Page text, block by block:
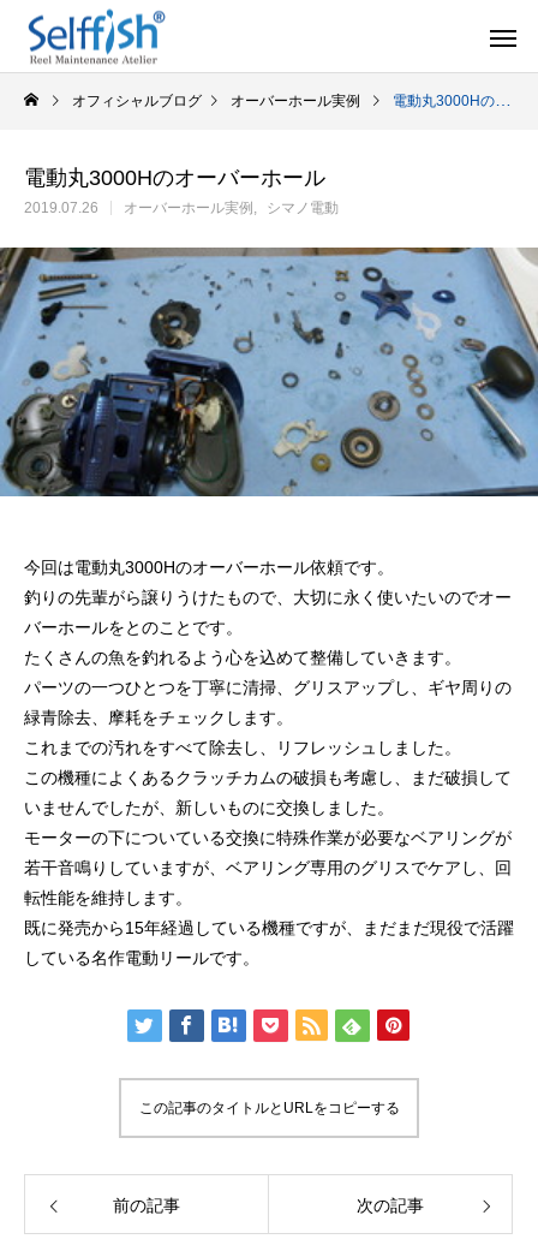
セルフメンテナンス用品
2024.06.23
シマノ バンタム1000SGの1年点検
2025.02.26
ダイワ スパルタン
オフィシャルブログ オーバーホール実例 電動丸3000Hのオーバーホール
電動丸3000Hのオーバーホール
2019.07.26 オーバーホール実例 シマノ電動
今回は電動丸3000Hのオーバーホール依頼です。
釣りの先輩がら譲りうけたもので、大切に永く使いたいのでオー
バーホールをとのことです。
たくさんの魚を釣れるよう心を込めて整備していきます。
パーツの一つひとつを丁寧に清掃、グリスアップし、ギヤ周りの
緑青除去、摩耗をチェックします。
これまでの汚れをすべて除去し、リフレッシュしました。
この機種によくあるクラッチカムの破損も考慮し、まだ破損して
いませんでしたが、新しいものに交換しました。
モーターの下についている交換に特殊作業が必要なベアリングが
若干音鳴りしていますが、ベアリング専用のグリスでケアし、回
転性能を維持します。
既に発売から15年経過している機種ですが、まだまだ現役で活躍
している名作電動リールです。
この記事のタイトルとURLをコピーする
前の記事 次の記事